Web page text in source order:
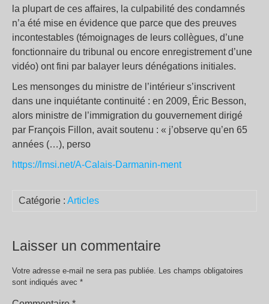
la plupart de ces affaires, la culpabilité des condamnés
n’a été mise en évidence que parce que des preuves
incontestables (témoignages de leurs collègues, d’une
fonctionnaire du tribunal ou encore enregistrement d’une
vidéo) ont fini par balayer leurs dénégations initiales.
Les mensonges du ministre de l’intérieur s’inscrivent
dans une inquiétante continuité : en 2009, Éric Besson,
alors ministre de l’immigration du gouvernement dirigé
par François Fillon, avait soutenu : « j’observe qu’en 65
années (…), perso
https://lmsi.net/A-Calais-Darmanin-ment
Catégorie : Articles
Laisser un commentaire
Votre adresse e-mail ne sera pas publiée. Les champs obligatoires
sont indiqués avec *